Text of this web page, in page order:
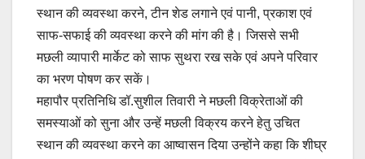
स्थान की व्यवस्था करने, टीन शेड लगाने एवं पानी, प्रकाश एवं
साफ-सफाई की व्यवस्था करने की मांग की है। जिससे सभी
मछली व्यापारी मार्केट को साफ सुथरा रख सके एवं अपने परिवार
का भरण पोषण कर सकें।
महापौर प्रतिनिधि डॉ.सुशील तिवारी ने मछली विक्रेताओं की
समस्याओं को सुना और उन्हें मछली विक्रय करने हेतु उचित
स्थान की व्यवस्था करने का आष्वासन दिया उन्होंने कहा कि शीघ्र